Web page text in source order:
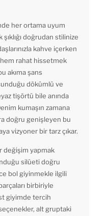
her ortama uyum
doğrudan stilinize
kahve içerken
rahat hissetmek
akıma şans
dökümlü ve
tişörtü bile anında
kumaşın zamana
doğru genişleyen bu
vizyoner bir tarz çıkar.
değişim yapmak
silüeti doğru
bol giyinmekle ilgili
birbiriyle
giyimde tercih
alt gruptaki